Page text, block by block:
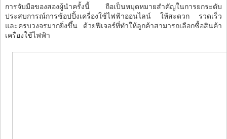
การจับมือของสองผู้นำครั้งนี้ ถือเป็นหมุดหมายสำคัญในการยกระดับ
ประสบการณ์การช้อปปิ้งเครื่องใช้ไฟฟ้าออนไลน์ ให้สะดวก รวดเร็ว
และครบวงจรมากยิ่งขึ้น ด้วยฟีเจอร์ที่ทำให้ลูกค้าสามารถเลือกซื้อสินค้า
เครื่องใช้ไฟฟ้า